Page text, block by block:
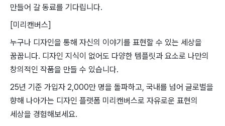
만들어 갈 동료를 기다립니다.
[미리캔버스]
누구나 디자인을 통해 자신의 이야기를 표현할 수 있는 세상을
꿈꿉니다. 디자인 지식이 없어도 다양한 템플릿과 요소로 나만의
창의적인 작품을 만들 수 있습니다.
25년 기준 가입자 2,000만 명을 돌파하고, 국내를 넘어 글로벌을
향해 나아가는 디자인 플랫폼 미리캔버스로 자유로운 표현의
세상을 경험해보세요.